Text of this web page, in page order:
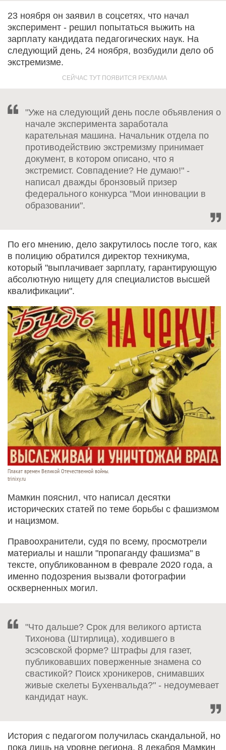
23 ноября он заявил в соцсетях, что начал
эксперимент - решил попытаться выжить на
зарплату кандидата педагогических наук. На
следующий день, 24 ноября, возбудили дело об
экстремизме.
"Уже на следующий день после объявления о
начале эксперимента заработала
карательная машина. Начальник отдела по
противодействию экстремизму принимает
документ, в котором описано, что я
экстремист. Совпадение? Не думаю!" -
написал дважды бронзовый призер
федерального конкурса "Мои инновации в
образовании".
По его мнению, дело закрутилось после того, как
в полицию обратился директор техникума,
который "выплачивает зарплату, гарантирующую
абсолютную нищету для специалистов высшей
квалификации".
Плакат времен Великой Отечественной войны.
trinixy.ru
Мамкин пояснил, что написал десятки
исторических статей по теме борьбы с фашизмом
и нацизмом.
Правоохранители, судя по всему, просмотрели
материалы и нашли "пропаганду фашизма" в
тексте, опубликованном в феврале 2020 года, а
именно подозрения вызвали фотографии
оскверненных могил.
"Что дальше? Срок для великого артиста
Тихонова (Штирлица), ходившего в
эсэсовской форме? Штрафы для газет,
публиковавших поверженные знамена со
свастикой? Поиск хроникеров, снимавших
живые скелеты Бухенвальда?" - недоумевает
кандидат наук.
История с педагогом получилась скандальной, но
пока лишь на уровне региона. 8 декабря Мамкин